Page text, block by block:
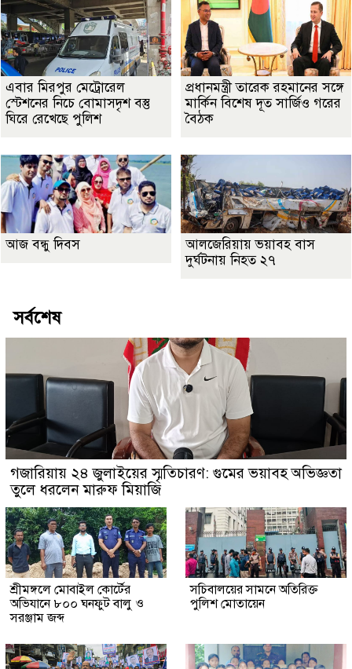
এবার মিরপুর মেট্রোরেল
স্টেশনের নিচে বোমাসদৃশ বস্তু
ঘিরে রেখেছে পুলিশ
প্রধানমন্ত্রী তারেক রহমানের সঙ্গে
মার্কিন বিশেষ দূত সার্জিও গরের
বৈঠক
আজ বন্ধু দিবস
আলজেরিয়ায় ভয়াবহ বাস
দুর্ঘটনায় নিহত ২৭
সর্বশেষ
গজারিয়ায় ২৪ জুলাইয়ের স্মৃতিচারণ: গুমের ভয়াবহ অভিজ্ঞতা
তুলে ধরলেন মারুফ মিয়াজি
শ্রীমঙ্গলে মোবাইল কোর্টের
অভিযানে ৮০০ ঘনফুট বালু ও
সরঞ্জাম জব্দ
সচিবালয়ের সামনে অতিরিক্ত
পুলিশ মোতায়েন